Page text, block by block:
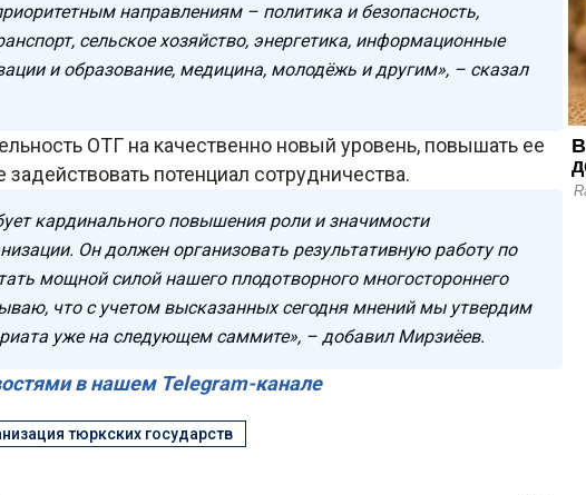
направлениям – политика и безопасность,
сельское хозяйство, энергетика, информационные
и образование, медицина, молодёжь и другим», – сказал
ОТГ на качественно новый уровень, повышать ее
задействовать потенциал сотрудничества.
кардинального повышения роли и значимости
Он должен организовать результативную работу по
мощной силой нашего плодотворного многостороннего
что с учетом высказанных сегодня мнений мы утвердим
уже на следующем саммите», – добавил Мирзиёев.
в нашем Telegram-канале
тюркских государств